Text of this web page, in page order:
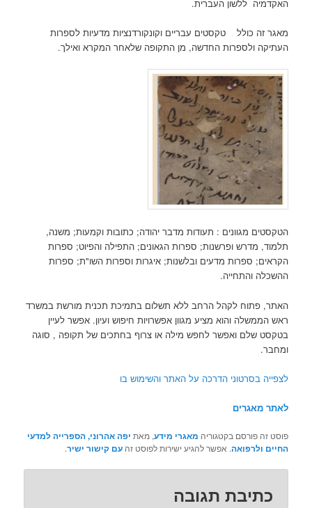
האקדמיה ללשון העברית.
מאגר זה כולל טקסטים עבריים וקונקורדנציות מדעיות לספרות
העתיקה ולספרות החדשה, מן התקופה שלאחר המקרא ואילך.
הטקסטים מגוונים : תעודות מדבר יהודה; כתובות וקמעות; משנה,
תלמוד, מדרש ופרשנות; ספרות הגאונים; התפילה והפיוט; ספרות
הקראים; ספרות מדעים ובלשנות; איגרות וספרות השו"ת; ספרות
ההשכלה והתחייה.
האתר, פתוח לקהל הרחב ללא תשלום בתמיכת תכנית מורשת במשרד
ראש הממשלה והוא מציע מגוון אפשרויות חיפוש ועיון. אפשר לעיין
בטקסט שלם ואפשר לחפש מילה או צרוף בחתכים של תקופה , סוגה
ומחבר.
לצפייה בסרטוני הדרכה על האתר והשימוש בו
לאתר מאגרים
פוסט זה פורסם בקטגוריה מאגרי מידע, מאת יפה אהרוני, הספרייה למדעי
החיים ולרפואה. אפשר להגיע ישירות לפוסט זהעם קישור ישיר.
כתיבת תגובה